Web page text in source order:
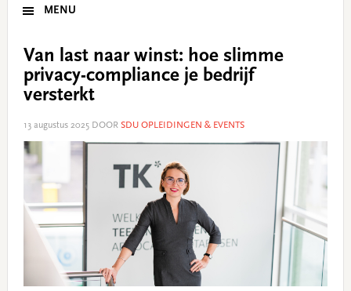
MENU
Van last naar winst: hoe slimme
privacy-compliance je bedrijf
versterkt
13 augustus 2025DOOR SDU OPLEIDINGEN & EVENTS